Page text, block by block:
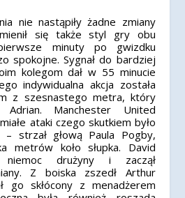
nie nastąpiły żadne zmiany
się także styl gry obu
minuty po gwizdku
spokojne. Sygnał do bardziej
kolegom dał w 55 minucie
indywidualna akcja została
z szesnastego metra, który
Adrian. Manchester United
ataki czego skutkiem było
strzał głową Paula Pogby,
metrów koło słupka. David
niemoc drużyny i zaczął
Z boiska zszedł Arthur
go skłócony z menadżerem